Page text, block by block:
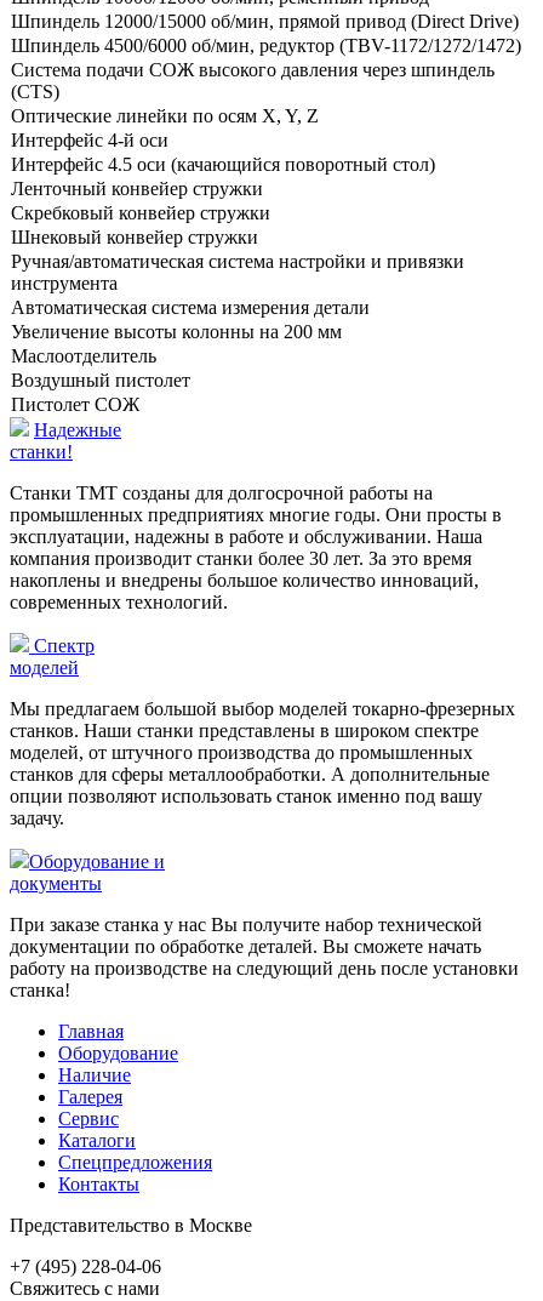
Шпиндель 12000/15000 об/мин, прямой привод (Direct Drive)
Шпиндель 4500/6000 об/мин, редуктор (TBV-1172/1272/1472)
Система подачи СОЖ высокого давления через шпиндель
(CTS)
Оптические линейки по осям X, Y, Z
Интерфейс 4-й оси
Интерфейс 4.5 оси (качающийся поворотный стол)
Ленточный конвейер стружки
Скребковый конвейер стружки
Шнековый конвейер стружки
Ручная/автоматическая система настройки и привязки
инструмента
Автоматическая система измерения детали
Увеличение высоты колонны на 200 мм
Маслоотделитель
Воздушный пистолет
Пистолет СОЖ
Надежные
станки!
Станки TMT созданы для долгосрочной работы на
промышленных предприятиях многие годы. Они просты в
эксплуатации, надежны в работе и обслуживании. Наша
компания производит станки более 30 лет. За это время
накоплены и внедрены большое количество инноваций,
современных технологий.
Спектр
моделей
Мы предлагаем большой выбор моделей токарно-фрезерных
станков. Наши станки представлены в широком спектре
моделей, от штучного производства до промышленных
станков для сферы металлообработки. А дополнительные
опции позволяют использовать станок именно под вашу
задачу.
Оборудование и
документы
При заказе станка у нас Вы получите набор технической
документации по обработке деталей. Вы сможете начать
работу на производстве на следующий день после установки
станка!
Главная
Оборудование
Наличие
Галерея
Сервис
Каталоги
Спецпредложения
Контакты
Представительство в Москве
+7 (495) 228-04-06
Свяжитесь с нами